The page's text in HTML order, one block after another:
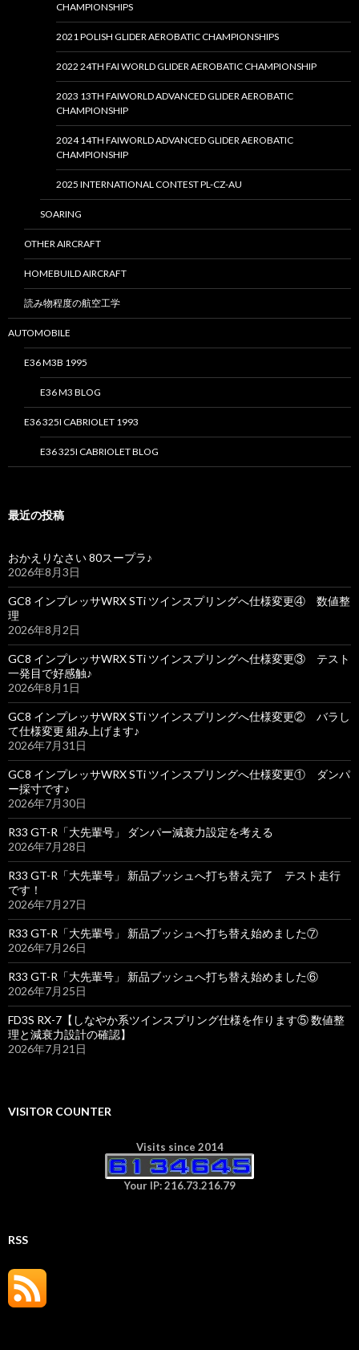
CHAMPIONSHIPS
2021 POLISH GLIDER AEROBATIC CHAMPIONSHIPS
2022 24TH FAI WORLD GLIDER AEROBATIC CHAMPIONSHIP
2023 13TH FAIWORLD ADVANCED GLIDER AEROBATIC
CHAMPIONSHIP
2024 14TH FAIWORLD ADVANCED GLIDER AEROBATIC
CHAMPIONSHIP
2025 INTERNATIONAL CONTEST PL-CZ-AU
SOARING
OTHER AIRCRAFT
HOMEBUILD AIRCRAFT
読み物程度の航空工学
AUTOMOBILE
E36 M3B 1995
E36 M3 BLOG
E36 325I CABRIOLET 1993
E36 325I CABRIOLET BLOG
最近の投稿
おかえりなさい 80スープラ♪
2026年8月3日
GC8 インプレッサWRX STi ツインスプリングへ仕様変更④ 数値整
理
2026年8月2日
GC8 インプレッサWRX STi ツインスプリングへ仕様変更③ テスト
一発目で好感触♪
2026年8月1日
GC8 インプレッサWRX STi ツインスプリングへ仕様変更② バラし
て仕様変更 組み上げます♪
2026年7月31日
GC8 インプレッサWRX STi ツインスプリングへ仕様変更① ダンパ
ー採寸です♪
2026年7月30日
R33 GT-R「大先輩号」 ダンパー減衰力設定を考える
2026年7月28日
R33 GT-R「大先輩号」 新品ブッシュへ打ち替え完了 テスト走行
です！
2026年7月27日
R33 GT-R「大先輩号」 新品ブッシュへ打ち替え始めました⑦
2026年7月26日
R33 GT-R「大先輩号」 新品ブッシュへ打ち替え始めました⑥
2026年7月25日
FD3S RX-7【しなやか系ツインスプリング仕様を作ります⑤ 数値整
理と減衰力設計の確認】
2026年7月21日
VISITOR COUNTER
Visits since 2014
Your IP: 216.73.216.79
RSS